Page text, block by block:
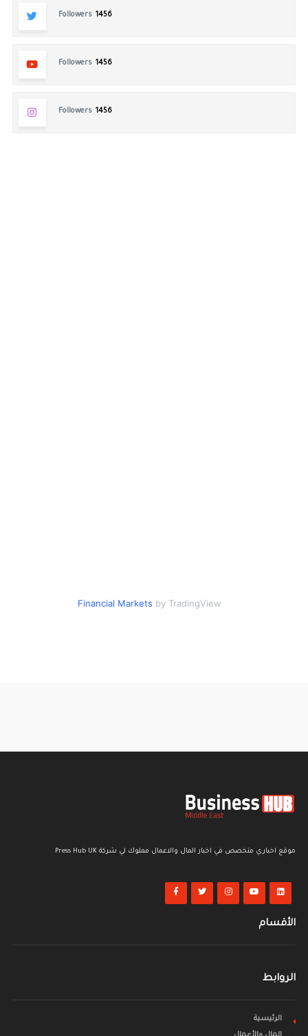
Followers 1456
Followers 1456
Followers 1456
Financial Markets by TradingView
موقع اخباري متخصص في اخبار المال والاعمال مملوك لي شركة Press Hub UK
الأقسام
الروابط
الرئيسية